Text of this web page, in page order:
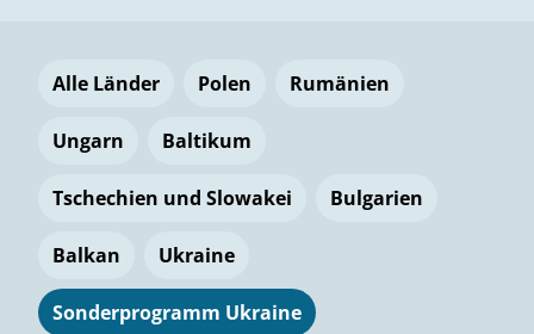
Alle Länder Polen Rumänien
Ungarn Baltikum
Tschechien und Slowakei Bulgarien
Balkan Ukraine
Sonderprogramm Ukraine